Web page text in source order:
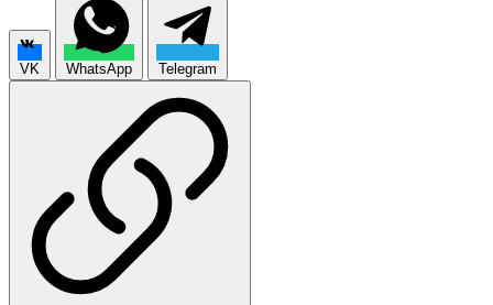
VK WhatsApp Telegram